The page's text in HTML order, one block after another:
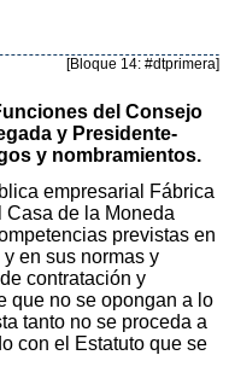
[Bloque 14: #dtprimera]
del Consejo
y Presidente-
y nombramientos.
empresarial Fábrica
Casa de la Moneda
previstas en
en sus normas y
contratación y
que no se opongan a lo
tanto no se proceda a
con el Estatuto que se